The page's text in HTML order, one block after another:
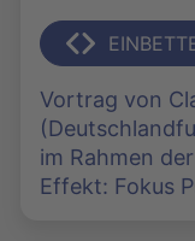
Vortrag von
im Rahmen
Effekt: Fokus